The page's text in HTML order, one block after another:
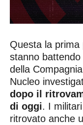
Questa la
stanno
della
Nucleo
dopo il
di oggi. I
ritrovato anche